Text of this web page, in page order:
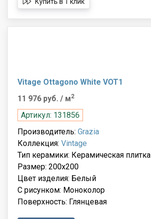
Vitage Ottagono White VOT1
11 976 руб. / м2
Артикул: 131856
Производитель: Grazia
Коллекция: Vintage
Тип керамики: Керамическая плитка
Размер: 200x200
Цвет изделия: Белый
С рисунком: Моноколор
Поверхность: Глянцевая